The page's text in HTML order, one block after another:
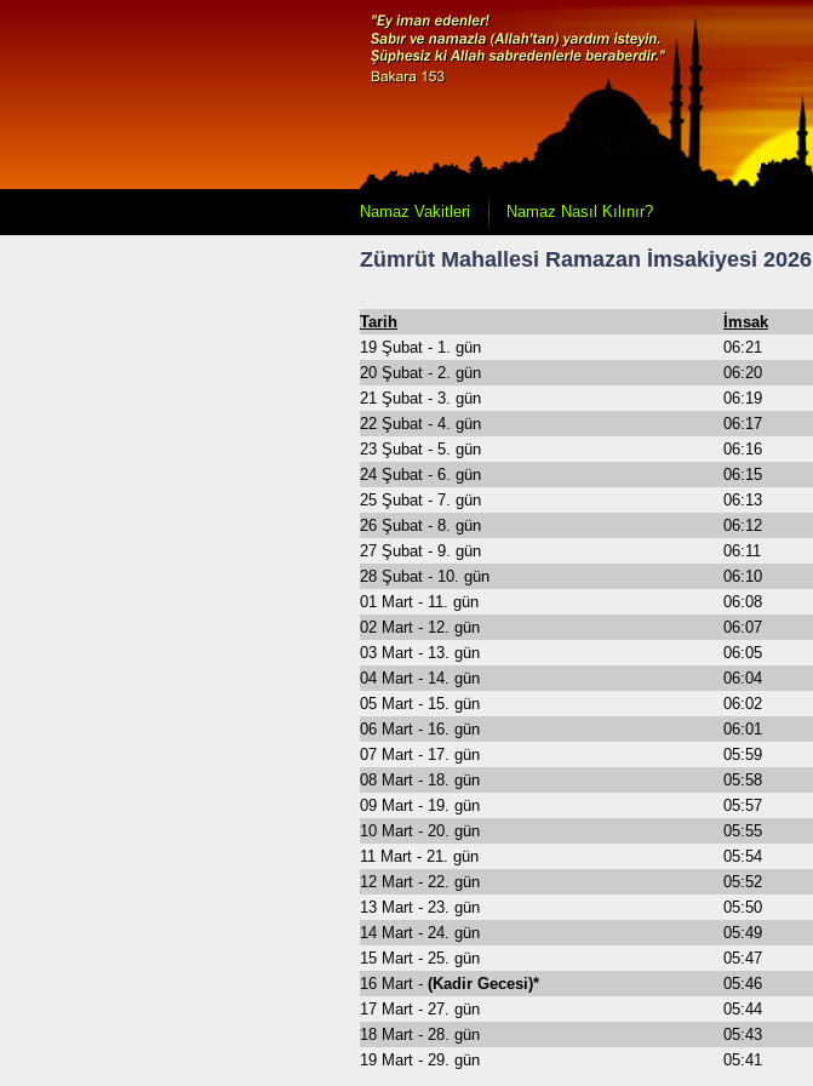
Namaz Vakitleri Namaz Nasıl Kılınır?
Zümrüt Mahallesi Ramazan İmsakiyesi 2026
Tarih
İmsak
19 Şubat - 1. gün
06:21
20 Şubat - 2. gün
06:20
21 Şubat - 3. gün
06:19
22 Şubat - 4. gün
06:17
23 Şubat - 5. gün
06:16
24 Şubat - 6. gün
06:15
25 Şubat - 7. gün
06:13
26 Şubat - 8. gün
06:12
27 Şubat - 9. gün
06:11
28 Şubat - 10. gün
06:10
01 Mart - 11. gün
06:08
02 Mart - 12. gün
06:07
03 Mart - 13. gün
06:05
04 Mart - 14. gün
06:04
05 Mart - 15. gün
06:02
06 Mart - 16. gün
06:01
07 Mart - 17. gün
05:59
08 Mart - 18. gün
05:58
09 Mart - 19. gün
05:57
10 Mart - 20. gün
05:55
11 Mart - 21. gün
05:54
12 Mart - 22. gün
05:52
13 Mart - 23. gün
05:50
14 Mart - 24. gün
05:49
15 Mart - 25. gün
05:47
16 Mart - (Kadir Gecesi)* 05:46
17 Mart - 27. gün
05:44
18 Mart - 28. gün
05:43
19 Mart - 29. gün
05:41